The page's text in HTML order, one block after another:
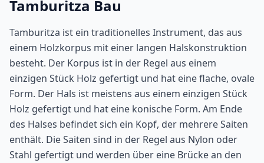
Tamburitza Bau
Tamburitza ist ein traditionelles Instrument, das aus
einem Holzkorpus mit einer langen Halskonstruktion
besteht. Der Korpus ist in der Regel aus einem
einzigen Stück Holz gefertigt und hat eine flache, ovale
Form. Der Hals ist meistens aus einem einzigen Stück
Holz gefertigt und hat eine konische Form. Am Ende
des Halses befindet sich ein Kopf, der mehrere Saiten
enthält. Die Saiten sind in der Regel aus Nylon oder
Stahl gefertigt und werden über eine Brücke an den